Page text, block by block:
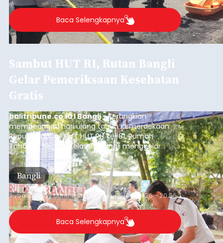
Baca Selengkapnya
Sambut HUT RI, Rutan Bangli
Gelar Pemeriksaan Kesehatan
Gratis
balitribune.co.id I Bangli -Serangkian
memperingati hari ulang tahun Kemerdekaan
Republik Indonesia ( HUT RI) ke-81, Rumah
Tahanan Negara Kelas II B Bangli menggelar
kegiatan pemeriksaan kesehatan gratis, Rabu
(6/8/2026).
Bangli
Submitted bycontributor Thu, 08/06/2026 - 20:56
Baca Selengkapnya